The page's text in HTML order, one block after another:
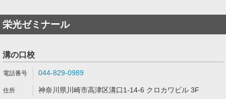
栄光ゼミナール
溝の口校
044-829-0989
神奈川県川崎市高津区溝口1-14-6 クロカワビル 3F